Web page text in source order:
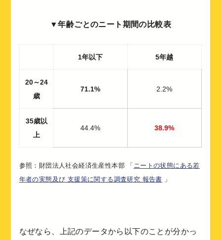
▼年齢ごとのニート期間の比較表
1年以下 5年越
20～24
歳
71.1% 2.2%
35歳以
上
44.4% 38.9%
参照：財団法人社会経済生産性本部 「 ニートの状態にある若
年者の実態及び 支援策に関する調査研究 報告書 」
なぜなら、上記のデータから以下のことが分かっ